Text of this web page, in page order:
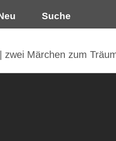
Suche
zwei Märchen zum